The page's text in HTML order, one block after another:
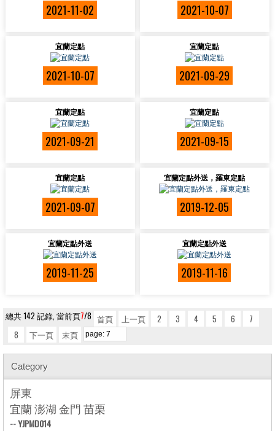
2021-11-02 2021-10-07
宜蘭定點
2021-10-07
宜蘭定點
2021-09-29
宜蘭定點
2021-09-21
宜蘭定點
2021-09-15
宜蘭定點
2021-09-07
宜蘭定點外送，羅東定點
2019-12-05
宜蘭定點外送
2019-11-25
宜蘭定點外送
2019-11-16
總共 142 記錄, 當前頁7/8 首頁 上一頁 2 3 4 5 6
7
8
下一頁 末頁
Category
屏東
宜蘭 澎湖 金門 苗栗
--YJPMD014